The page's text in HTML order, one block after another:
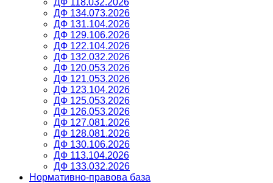
ДФ 118.032.2026
ДФ 134.073.2026
ДФ 131.104.2026
ДФ 129.106.2026
ДФ 122.104.2026
ДФ 132.032.2026
ДФ 120.053.2026
ДФ 121.053.2026
ДФ 123.104.2026
ДФ 125.053.2026
ДФ 126.053.2026
ДФ 127.081.2026
ДФ 128.081.2026
ДФ 130.106.2026
ДФ 113.104.2026
ДФ 133.032.2026
Нормативно-правова база